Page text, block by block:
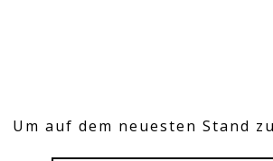
Um auf dem neuesten Stand